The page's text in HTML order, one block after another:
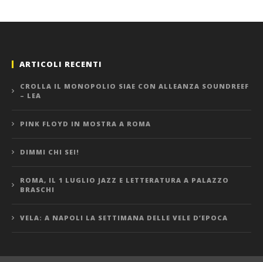
ARTICOLI RECENTI
CROLLA IL MONOPOLIO SIAE CON ALLEANZA SOUNDREEF
– LEA
PINK FLOYD IN MOSTRA A ROMA
DIMMI CHI SEI!
ROMA, IL 1 LUGLIO JAZZ E LETTERATURA A PALAZZO
BRASCHI
VELA: A NAPOLI LA SETTIMANA DELLE VELE D’EPOCA